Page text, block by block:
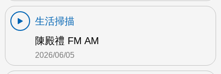
生活掃描
陳殿禮 FM AM
2026/06/05